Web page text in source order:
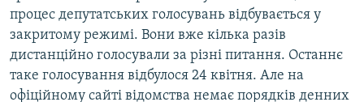
процес депутатських голосувань відбувається у
закритому режимі. Вони вже кілька разів
дистанційно голосували за різні питання. Останнє
таке голосування відбулося 24 квітня. Але на
офіційному сайті відомства немає порядків денних